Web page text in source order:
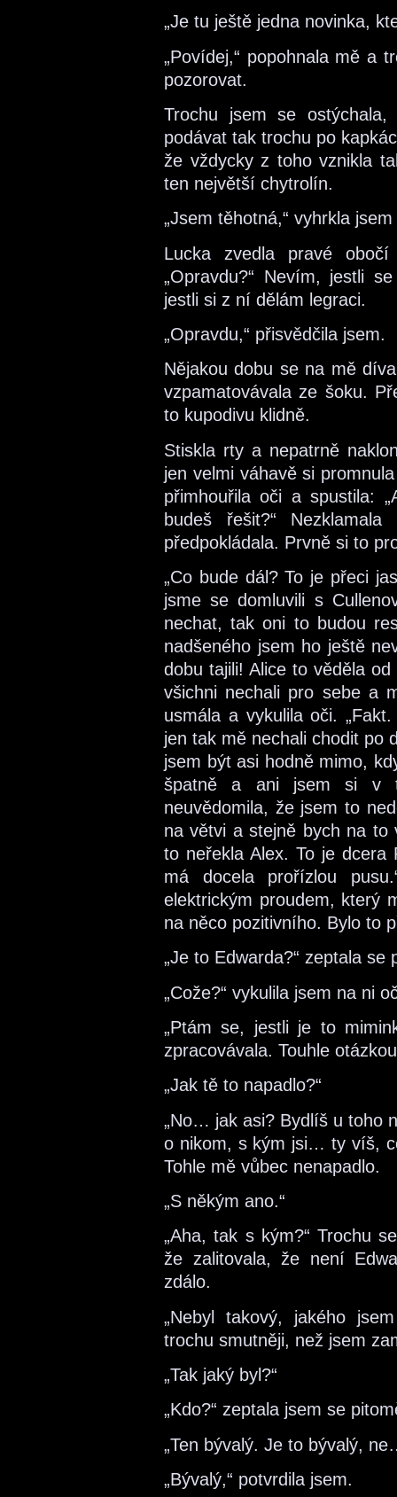
„Je tu ještě jedna novinka,
„Povídej,“ popohnala mě a
pozorovat.
Trochu jsem se
podávat tak trochu po
že vždycky z toho vznikla
ten největší chytrolín.
„Jsem těhotná,“ vyhrkla
Lucka zvedla pravé
„Opravdu?“ Nevím, jestli
jestli si z ní dělám legraci.
„Opravdu,“ přisvědčila jsem.
Nějakou dobu se na mě
vzpamatovávala ze šoku.
to kupodivu klidně.
Stiskla rty a nepatrně
jen velmi váhavě si
přimhouřila oči a spustila:
budeš řešit?“
předpokládala. Prvně si to
„Co bude dál? To je přeci
jsme se domluvili s
nechat, tak oni to budou
nadšeného jsem ho ještě
dobu tajili! Alice to věděla
všichni nechali pro sebe a
usmála a vykulila oči.
jen tak mě nechali chodit po
jsem být asi hodně mimo,
špatně a ani jsem si v
neuvědomila, že jsem to
na větvi a stejně bych na to
to neřekla Alex. To je dcera
má docela prořízlou
elektrickým proudem, který
na něco pozitivního. Bylo to
„Je to Edwarda?“ zeptala se
„Cože?“ vykulila jsem na ni
„Ptám se, jestli je to
zpracovávala. Touhle
„Jak tě to napadlo?“
„No… jak asi? Bydlíš u toho
o nikom, s kým jsi… ty víš,
Tohle mě vůbec nenapadlo.
„S někým ano.“
„Aha, tak s kým?“ Trochu
že zalitovala, že není
zdálo.
„Nebyl takový, jakého
trochu smutněji, než jsem
„Tak jaký byl?“
„Kdo?“ zeptala jsem se
„Ten bývalý. Je to bývalý,
„Bývalý,“ potvrdila jsem.